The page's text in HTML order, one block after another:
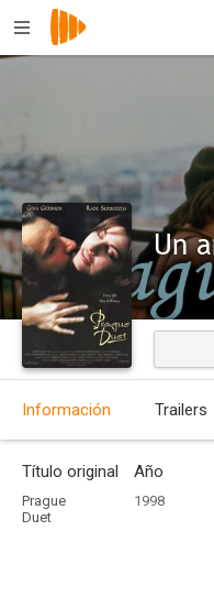
Un
Información Trailers
Título original
Prague
Duet
Año
1998